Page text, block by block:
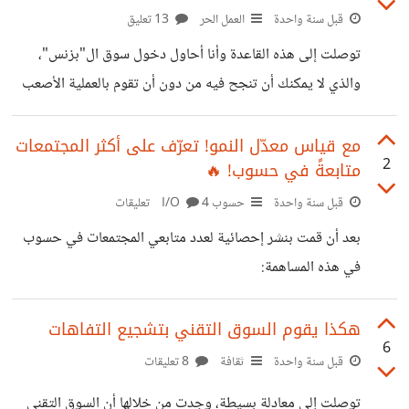
وجمالها، ولكن كيف ننتقل من الكلام إلى التطبيق؟ كيف نجعلها
لغة حية وليست حبيسة الكتب والقنوات الإخبارية فقط؟ أقترح
أن نبدأ بطرح أفكار عملية قابلة للتنفيذ، مثلاً: ١. في المنزل
قبل سنة واحدة العمل الحر
توصلت إلى هذه القاعدة وأنا أحاول دخول سوق ال"بزنس"،
والذي لا يمكنك أن تنجح فيه من دون أن تقوم بالعملية الأصعب
والأساسية، البيع، وقبلها ستفشل في الترويج، ولا أشك للحظة
بأنك ستفشل في جلب التمويل وربما حتى في التوظيف. لماذا
التسول؟ يميل الناس إلى تخيل ال"بزنس"، على أنه جلوس خلف
مكتب فخم على كرسي جلدي، واستقبال العملاء الذين يتوسلون
له للحصول على الخدمة، والمبيعات تزداد لوحدها تلقائيا،
والأموال تنهمر من السماء. وربما يستقبل بعض المكالمات التي
2
مع قياس معدّل النمو! تعرّف على أكثر المجتمعات
متابعةً في حسوب! 🔥
قبل سنة واحدة حسوب I/O4 تعليقات
بعد أن قمت بنشر إحصائية لعدد متابعي المجتمعات في حسوب
في هذه المساهمة:
https://io.hsoub.com/HsoubIO/168980 إليكم
الإحصائية الجديدة والتي توفّر قياس معدل النمو للمجتمعات من
خلال الفرق بين الإحصائية القديمة والحالية! 📊 في هذه
6
هكذا يقوم السوق التقني بتشجيع التفاهات
قبل سنة واحدة ثقافة
توصلت إلى معادلة بسيطة، وجدت من خلالها أن السوق التقني